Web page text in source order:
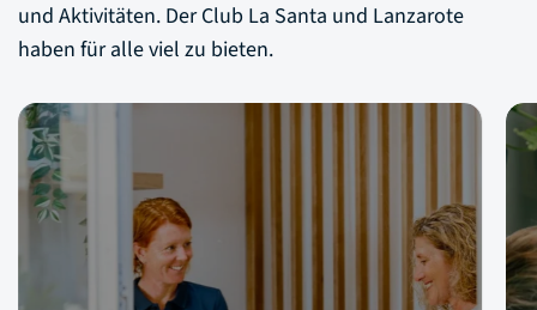
und Aktivitäten. Der Club La Santa und Lanzarote
haben für alle viel zu bieten.